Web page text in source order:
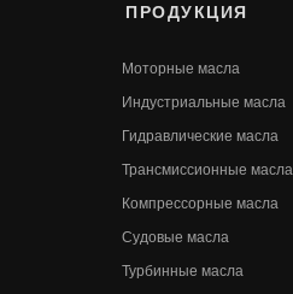
ПРОДУКЦИЯ
Моторные масла
Индустриальные масла
Гидравлические масла
Трансмиссионные масла
Компрессорные масла
Судовые масла
Турбинные масла